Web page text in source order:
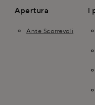
Apertura
Ante Scorrevoli
I